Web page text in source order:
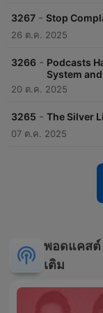
3267 - Stop
26 ต.ค. 2025
3266 - Podcasts
System
20 ต.ค. 2025
3265 - The Silver
07 ต.ค. 2025
พอดแคสต์
เติม